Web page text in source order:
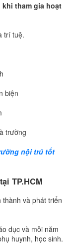
tham gia hoạt
trí tuệ.
biện
trường
nội trú tốt
TP.HCM
và phát triển
dục và mỗi năm
huynh, học sinh.